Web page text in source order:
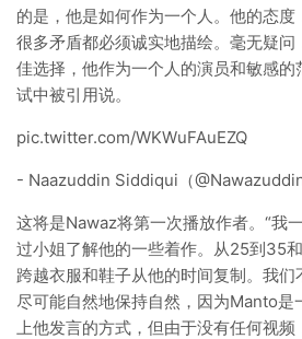
的是，他是如何作为一个人。他的态度
很多矛盾都必须诚实地描绘。毫无疑
佳选择，他作为一个人的演员和敏感的
试中被引用说。
pic.twitter.com/WKWuFAuEZQ
- Naazuddin Siddiqui（
这将是Nawaz将第一次播放作者。“我
过小姐了解他的一些着作。从25到35
跨越衣服和鞋子从他的时间复制。我
尽可能自然地保持自然，因为Manto是
上他发言的方式，但由于没有任何视频